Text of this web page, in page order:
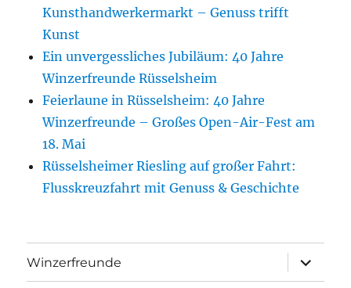
Kunsthandwerkermarkt – Genuss trifft
Kunst
Ein unvergessliches Jubiläum: 40 Jahre
Winzerfreunde Rüsselsheim
Feierlaune in Rüsselsheim: 40 Jahre
Winzerfreunde – Großes Open-Air-Fest am
18. Mai
Rüsselsheimer Riesling auf großer Fahrt:
Flusskreuzfahrt mit Genuss & Geschichte
Winzerfreunde
anzeigen